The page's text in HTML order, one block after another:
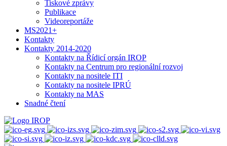
Tiskové zprávy
Publikace
Videoreportáže
MS2021+
Kontakty
Kontakty 2014-2020
Kontakty na Řídicí orgán IROP
Kontakty na Centrum pro regionální rozvoj
Kontakty na nositele ITI
Kontakty na nositele IPRÚ
Kontakty na MAS
Snadné čtení